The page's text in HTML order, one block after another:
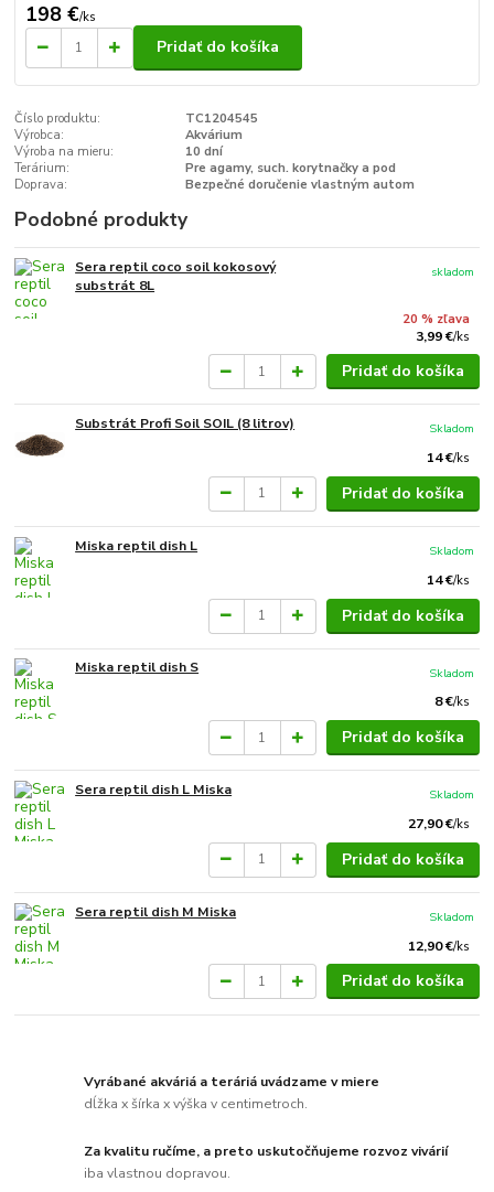
198 €/ks
Pridať do košíka
Číslo produktu:
TC1204545
Výrobca:
Akvárium
Výroba na mieru:
10 dní
Terárium:
Pre agamy, such. korytnačky a pod
Doprava:
Bezpečné doručenie vlastným autom
Podobné produkty
Sera reptil coco soil kokosový
substrát 8L
20 % zľava
3,99 €/ks
skladom
Pridať do košíka
Substrát Profi Soil SOIL (8 litrov)
14 €/ks
Skladom
Pridať do košíka
Miska reptil dish L
14 €/ks
Skladom
Pridať do košíka
Miska reptil dish S
8 €/ks
Skladom
Pridať do košíka
Sera reptil dish L Miska
27,90 €/ks
Skladom
Pridať do košíka
Sera reptil dish M Miska
12,90 €/ks
Skladom
Pridať do košíka
Vyrábané akváriá a teráriá uvádzame v miere
dĺžka x šírka x výška v centimetroch.
Za kvalitu ručíme, a preto uskutočňujeme rozvoz vivárií
iba vlastnou dopravou.